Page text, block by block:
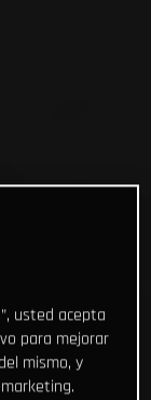
usted acepta
para mejorar
mismo, y